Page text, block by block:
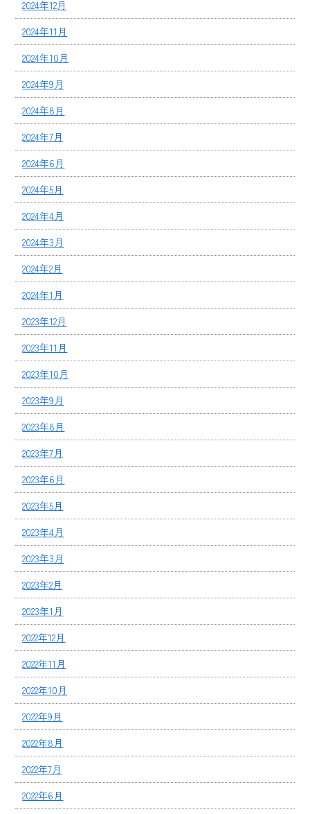
2024年12月
2024年11月
2024年10月
2024年9月
2024年8月
2024年7月
2024年6月
2024年5月
2024年4月
2024年3月
2024年2月
2024年1月
2023年12月
2023年11月
2023年10月
2023年9月
2023年8月
2023年7月
2023年6月
2023年5月
2023年4月
2023年3月
2023年2月
2023年1月
2022年12月
2022年11月
2022年10月
2022年9月
2022年8月
2022年7月
2022年6月